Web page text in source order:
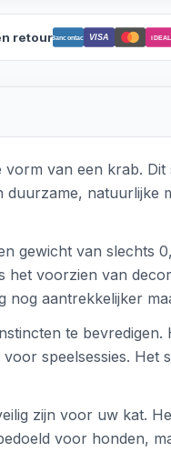
retourBancontact VISA iDEAL
van een krab.
natuurlijke
gewicht van slechts
het voorzien van
nog aantrekkelijker
te
speelsessies. Het
zijn voor uw kat.
voor honden,